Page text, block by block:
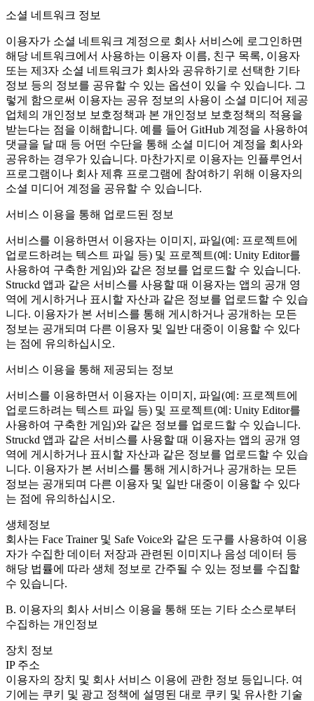
소셜 네트워크 정보
이용자가 소셜 네트워크 계정으로 회사 서비스에 로그인하면
해당 네트워크에서 사용하는 이용자 이름, 친구 목록, 이용자
또는 제3자 소셜 네트워크가 회사와 공유하기로 선택한 기타
정보 등의 정보를 공유할 수 있는 옵션이 있을 수 있습니다. 그
렇게 함으로써 이용자는 공유 정보의 사용이 소셜 미디어 제공
업체의 개인정보 보호정책과 본 개인정보 보호정책의 적용을
받는다는 점을 이해합니다. 예를 들어 GitHub 계정을 사용하여
댓글을 달 때 등 어떤 수단을 통해 소셜 미디어 계정을 회사와
공유하는 경우가 있습니다. 마찬가지로 이용자는 인플루언서
프로그램이나 회사 제휴 프로그램에 참여하기 위해 이용자의
소셜 미디어 계정을 공유할 수 있습니다.
서비스 이용을 통해 업로드된 정보
서비스를 이용하면서 이용자는 이미지, 파일(예: 프로젝트에
업로드하려는 텍스트 파일 등) 및 프로젝트(예: Unity Editor를
사용하여 구축한 게임)와 같은 정보를 업로드할 수 있습니다.
Struckd 앱과 같은 서비스를 사용할 때 이용자는 앱의 공개 영
역에 게시하거나 표시할 자산과 같은 정보를 업로드할 수 있습
니다. 이용자가 본 서비스를 통해 게시하거나 공개하는 모든
정보는 공개되며 다른 이용자 및 일반 대중이 이용할 수 있다
는 점에 유의하십시오.
서비스 이용을 통해 제공되는 정보
서비스를 이용하면서 이용자는 이미지, 파일(예: 프로젝트에
업로드하려는 텍스트 파일 등) 및 프로젝트(예: Unity Editor를
사용하여 구축한 게임)와 같은 정보를 업로드할 수 있습니다.
Struckd 앱과 같은 서비스를 사용할 때 이용자는 앱의 공개 영
역에 게시하거나 표시할 자산과 같은 정보를 업로드할 수 있습
니다. 이용자가 본 서비스를 통해 게시하거나 공개하는 모든
정보는 공개되며 다른 이용자 및 일반 대중이 이용할 수 있다
는 점에 유의하십시오.
생체정보
회사는 Face Trainer 및 Safe Voice와 같은 도구를 사용하여 이용
자가 수집한 데이터 저장과 관련된 이미지나 음성 데이터 등
해당 법률에 따라 생체 정보로 간주될 수 있는 정보를 수집할
수 있습니다.
B. 이용자의 회사 서비스 이용을 통해 또는 기타 소스로부터
수집하는 개인정보
장치 정보
IP 주소
이용자의 장치 및 회사 서비스 이용에 관한 정보 등입니다. 여
기에는 쿠키 및 광고 정책에 설명된 대로 쿠키 및 유사한 기술